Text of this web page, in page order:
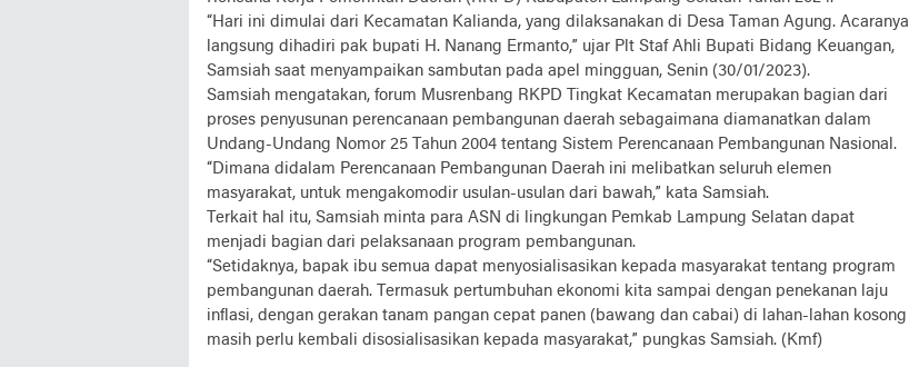
“Hari ini dimulai dari Kecamatan Kalianda, yang dilaksanakan di Desa Taman Agung. Acaranya
langsung dihadiri pak bupati H. Nanang Ermanto,” ujar Plt Staf Ahli Bupati Bidang Keuangan,
Samsiah saat menyampaikan sambutan pada apel mingguan, Senin (30/01/2023).
Samsiah mengatakan, forum Musrenbang RKPD Tingkat Kecamatan merupakan bagian dari
proses penyusunan perencanaan pembangunan daerah sebagaimana diamanatkan dalam
Undang-Undang Nomor 25 Tahun 2004 tentang Sistem Perencanaan Pembangunan Nasional.
“Dimana didalam Perencanaan Pembangunan Daerah ini melibatkan seluruh elemen
masyarakat, untuk mengakomodir usulan-usulan dari bawah,” kata Samsiah.
Terkait hal itu, Samsiah minta para ASN di lingkungan Pemkab Lampung Selatan dapat
menjadi bagian dari pelaksanaan program pembangunan.
“Setidaknya, bapak ibu semua dapat menyosialisasikan kepada masyarakat tentang program
pembangunan daerah. Termasuk pertumbuhan ekonomi kita sampai dengan penekanan laju
inflasi, dengan gerakan tanam pangan cepat panen (bawang dan cabai) di lahan-lahan kosong
masih perlu kembali disosialisasikan kepada masyarakat,” pungkas Samsiah. (Kmf)